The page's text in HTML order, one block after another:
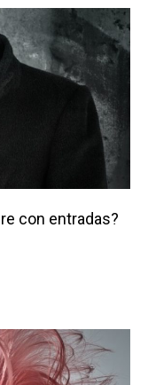
con entradas?